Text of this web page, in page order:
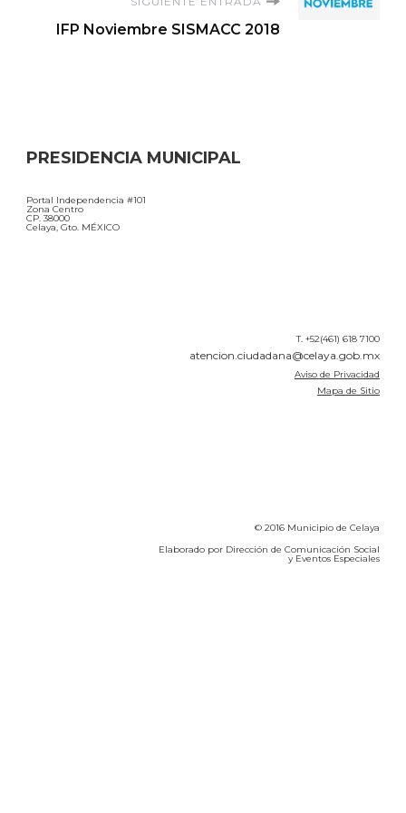
entradas
IFP Noviembre SISMACC 2018
PRESIDENCIA MUNICIPAL
Portal Independencia #101
Zona Centro
CP. 38000
Celaya, Gto. MÉXICO
T. +52(461) 618 7100
atencion.ciudadana@celaya.gob.mx
Aviso de Privacidad
Mapa de Sitio
© 2016 Municipio de Celaya
Elaborado por Dirección de Comunicación Social
y Eventos Especiales